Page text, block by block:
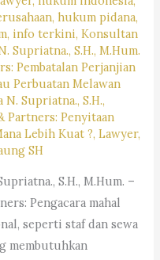
,hukum pidana,
, info terkini,Konsultan
Supriatna., S.H., M.Hum.
Pembatalan Perjanjian
Perbuatan Melawan
Supriatna., S.H.,
Partners: Penyitaan
Lebih Kuat ?,Lawyer,
SH
S.H., M.Hum. –
Pengacara mahal
seperti staf dan sewa
membutuhkan